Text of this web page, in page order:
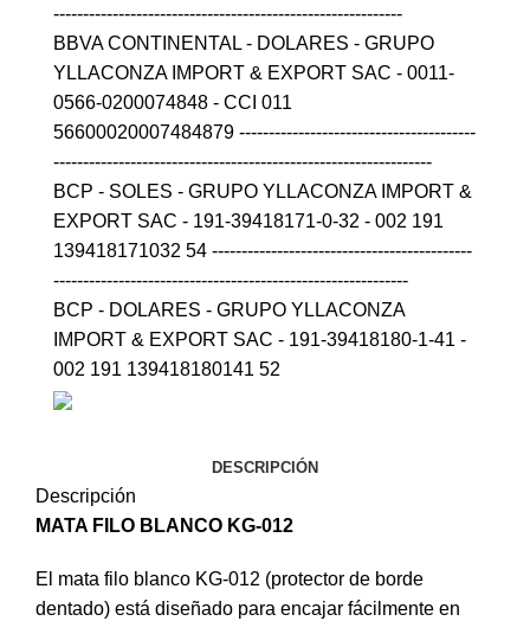
-----------------------------------------------------------
BBVA CONTINENTAL - DOLARES - GRUPO
YLLACONZA IMPORT & EXPORT SAC - 0011-
0566-0200074848 - CCI 011
56600020007484879 ----------------------------------------
----------------------------------------------------------------
BCP - SOLES - GRUPO YLLACONZA IMPORT &
EXPORT SAC - 191-39418171-0-32 - 002 191
139418171032 54 --------------------------------------------
------------------------------------------------------------
BCP - DOLARES - GRUPO YLLACONZA
IMPORT & EXPORT SAC - 191-39418180-1-41 -
002 191 139418180141 52
DESCRIPCIÓN
Descripción
MATA FILO BLANCO KG-012
El mata filo blanco KG-012 (protector de borde
dentado) está diseñado para encajar fácilmente en